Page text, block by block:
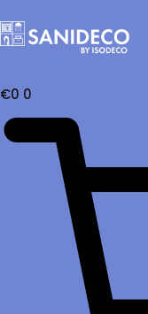
€0 0